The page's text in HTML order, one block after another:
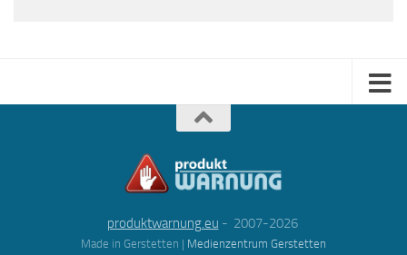
produktwarnung.eu - 2007-2026
Made in Gerstetten | Medienzentrum Gerstetten